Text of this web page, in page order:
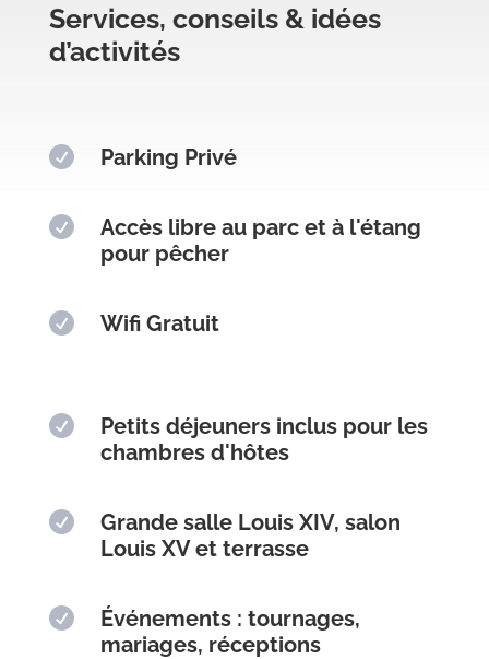
Services, conseils & idées
d’activités
 Parking Privé

Accès libre au parc et à l'étang
pour pêcher
 Wifi Gratuit

Petits déjeuners inclus pour les
chambres d'hôtes

Grande salle Louis XIV, salon
Louis XV et terrasse

Événements : tournages,
mariages, réceptions